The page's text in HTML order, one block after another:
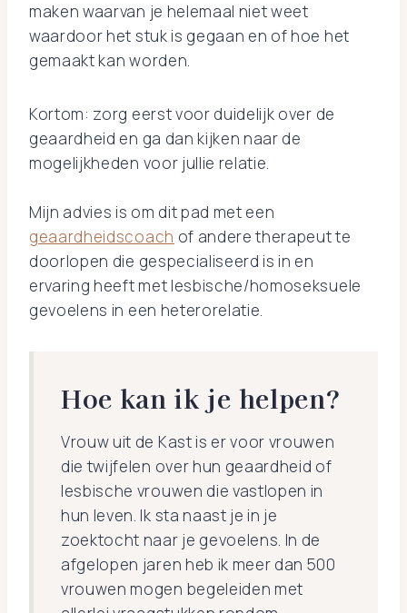
maken waarvan je helemaal niet weet
waardoor het stuk is gegaan en of hoe het
gemaakt kan worden.
Kortom: zorg eerst voor duidelijk over de
geaardheid en ga dan kijken naar de
mogelijkheden voor jullie relatie.
Mijn advies is om dit pad met een
geaardheidscoach of andere therapeut te
doorlopen die gespecialiseerd is in en
ervaring heeft met lesbische/homoseksuele
gevoelens in een heterorelatie.
Hoe kan ik je helpen?
Vrouw uit de Kast is er voor vrouwen
die twijfelen over hun geaardheid of
lesbische vrouwen die vastlopen in
hun leven. Ik sta naast je in je
zoektocht naar je gevoelens. In de
afgelopen jaren heb ik meer dan 500
vrouwen mogen begeleiden met